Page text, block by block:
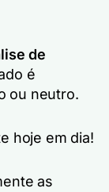
de
é
ou neutro.
hoje em dia!
as